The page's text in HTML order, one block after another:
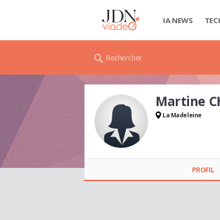
IA NEWS
Rechercher
Martine
La Madeleine
PROFIL